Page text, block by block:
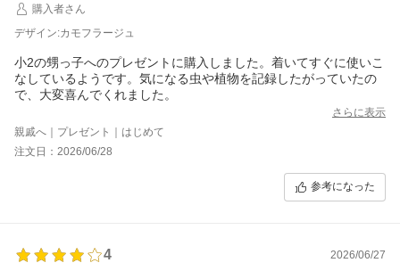
購入者さん
デザイン:カモフラージュ
小2の甥っ子へのプレゼントに購入しました。着いてすぐに使いこ
なしているようです。気になる虫や植物を記録したがっていたの
で、大変喜んでくれました。
さらに表示
親戚へ｜プレゼント｜はじめて
注文日：2026/06/28
参考になった
4
2026/06/27